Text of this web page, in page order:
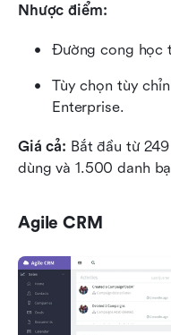
Nhược điểm:
Đường cong học
Tùy chọn tùy
Enterprise.
Giá cả: Bắt đầu từ
dùng và 1.500 danh
Agile CRM